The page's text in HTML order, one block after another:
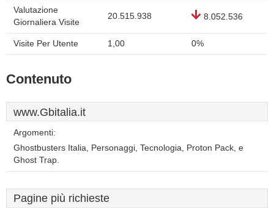
Valutazione
Giornaliera Visite
20.515.938 8.052.536
Visite Per Utente 1,00 0%
Contenuto
www.Gbitalia.it
Argomenti:
Ghostbusters Italia, Personaggi, Tecnologia, Proton Pack, e
Ghost Trap.
Pagine più richieste